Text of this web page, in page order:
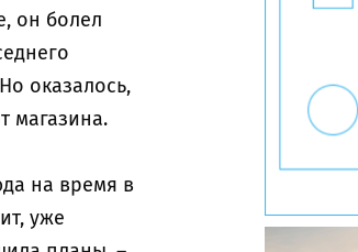
он болел
оказалось,
магазина.
на время в
уже